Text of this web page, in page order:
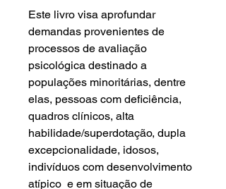
Este livro visa aprofundar
demandas provenientes de
processos de avaliação
psicológica destinado a
populações minoritárias, dentre
elas, pessoas com deficiência,
quadros clínicos, alta
habilidade/superdotação, dupla
excepcionalidade, idosos,
indivíduos com desenvolvimento
atípico e em situação de